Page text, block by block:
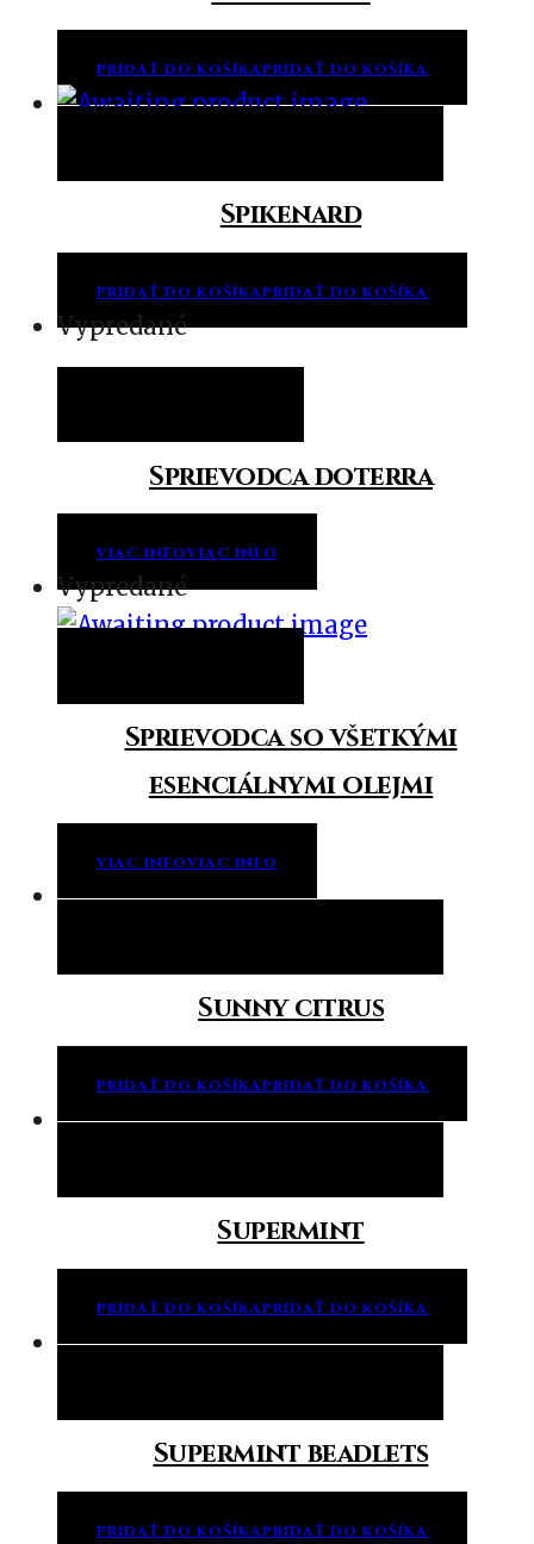
PRIDAŤ DO KOŠÍKAPRIDAŤ DO KOŠÍKA
Spikenard
PRIDAŤ DO KOŠÍKAPRIDAŤ DO KOŠÍKA
Vypredané
Sprievodca doterra
VIAC INFOVIAC INFO
Vypredané
Sprievodca so všetkými
esenciálnymi olejmi
VIAC INFOVIAC INFO
Sunny citrus
PRIDAŤ DO KOŠÍKAPRIDAŤ DO KOŠÍKA
Supermint
PRIDAŤ DO KOŠÍKAPRIDAŤ DO KOŠÍKA
Supermint beadlets
PRIDAŤ DO KOŠÍKAPRIDAŤ DO KOŠÍKA